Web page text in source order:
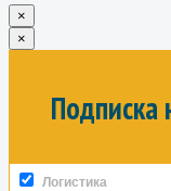
×
×
Подписка
Логистика